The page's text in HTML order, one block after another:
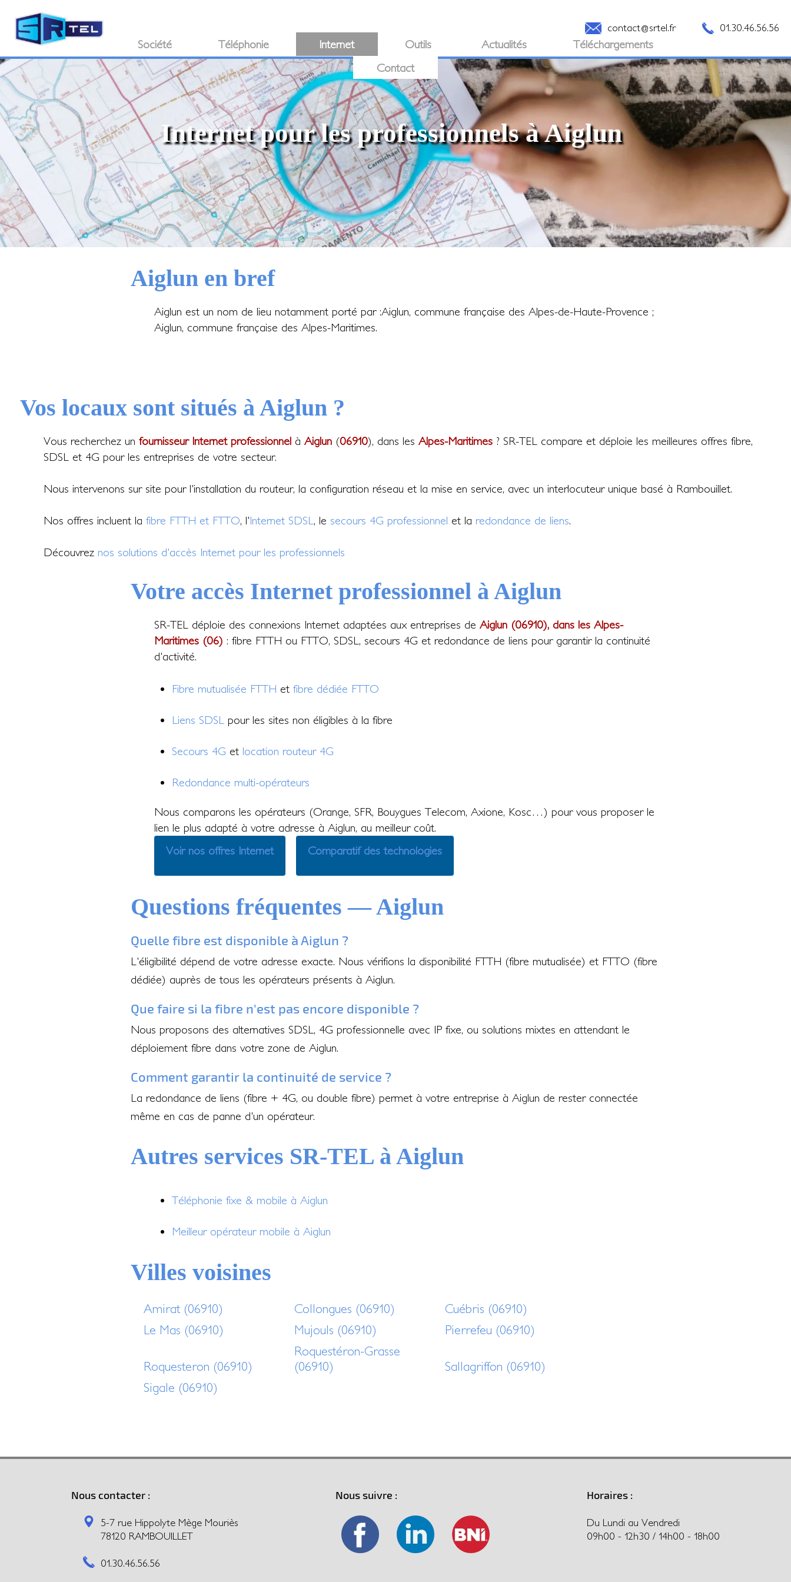
contact@srtel.fr 01.30.46.56.56
Société Téléphonie Internet Outils Actualités
Téléchargements
Contact
Internet pour les professionnels à Aiglun
Aiglun en bref
Aiglun est un nom de lieu notamment porté par :Aiglun, commune française des Alpes-de-Haute-Provence ;
Aiglun, commune française des Alpes-Maritimes.
Vos locaux sont situés à Aiglun ?
Vous recherchez un fournisseur Internet professionnelà Aiglun(06910), dans les Alpes-Maritimes? SR-TEL compare et déploie les meilleures offres fibre,
SDSL et 4G pour les entreprises de votre secteur.
Nous intervenons sur site pour l'installation du routeur, la configuration réseau et la mise en service, avec un interlocuteur unique basé à Rambouillet.
Nos offres incluent la fibre FTTH et FTTO, l'Internet SDSL , le secours 4G professionnel et la redondance de liens.
Découvrez nos solutions d'accès Internet pour les professionnels
Votre accès Internet professionnel à Aiglun
SR-TEL déploie des connexions Internet adaptées aux entreprises de Aiglun (06910), dans les Alpes-
Maritimes (06) : fibre FTTH ou FTTO, SDSL, secours 4G et redondance de liens pour garantir la continuité
d'activité.
Fibre mutualisée FTTH et fibre dédiée FTTO
Liens SDSL pour les sites non éligibles à la fibre
Secours 4G et location routeur 4G
Redondance multi-opérateurs
Nous comparons les opérateurs (Orange, SFR, Bouygues Telecom, Axione, Kosc…) pour vous proposer le
lien le plus adapté à votre adresse à Aiglun, au meilleur coût.
Voir nos offres Internet
Comparatif des technologies
Questions fréquentes — Aiglun
Quelle fibre est disponible à Aiglun ?
L'éligibilité dépend de votre adresse exacte. Nous vérifions la disponibilité FTTH (fibre mutualisée) et FTTO (fibre
dédiée) auprès de tous les opérateurs présents à Aiglun.
Que faire si la fibre n'est pas encore disponible ?
Nous proposons des alternatives SDSL, 4G professionnelle avec IP fixe, ou solutions mixtes en attendant le
déploiement fibre dans votre zone de Aiglun.
Comment garantir la continuité de service ?
La redondance de liens (fibre + 4G, ou double fibre) permet à votre entreprise à Aiglun de rester connectée
même en cas de panne d'un opérateur.
Autres services SR-TEL à Aiglun
Téléphonie fixe & mobile à Aiglun
Meilleur opérateur mobile à Aiglun
Villes voisines
Amirat (06910) Collongues (06910)
Cuébris (06910)
Le Mas (06910)
Mujouls (06910) Pierrefeu (06910)
Roquesteron (06910)
Roquestéron-Grasse
(06910)
Sallagriffon (06910)
Sigale (06910)
Nous contacter :
5-7 rue Hippolyte Mège Mouriès
78120 RAMBOUILLET
01.30.46.56.56
Nous suivre : Horaires :
Du Lundi au Vendredi
09h00 - 12h30 / 14h00 - 18h00